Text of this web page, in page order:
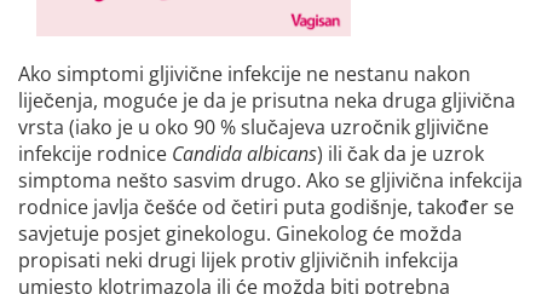
Ako simptomi gljivične infekcije ne nestanu nakon
liječenja, moguće je da je prisutna neka druga gljivična
vrsta (iako je u oko 90 % slučajeva uzročnik gljivične
infekcije rodnice Candida albicans) ili čak da je uzrok
simptoma nešto sasvim drugo. Ako se gljivična infekcija
rodnice javlja češće od četiri puta godišnje, također se
savjetuje posjet ginekologu. Ginekolog će možda
propisati neki drugi lijek protiv gljivičnih infekcija
umjesto klotrimazola ili će možda biti potrebna